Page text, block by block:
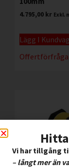
4.795,00 kr Exkl.
Lägg I
Vi har tillgång
– långt mer än